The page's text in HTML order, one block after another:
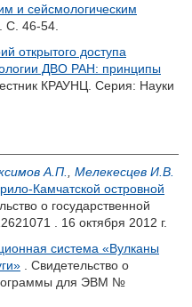
и сейсмологическим
46-54.
открытого доступа
ДВО РАН: принципы
КРАУНЦ. Серия: Науки
А.П.
Мелекесцев И.В.
Камчатской островной
о государственной
. 16 октября 2012 г.
система «Вулканы
. Свидетельство о
для ЭВМ №